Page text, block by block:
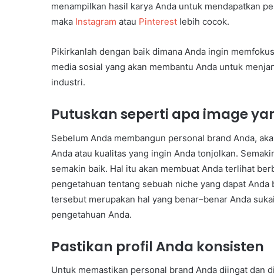
menampilkan hasil karya Anda untuk mendapatkan
maka Instagram atau Pinterest lebih cocok.
Pikirkanlah dengan baik dimana Anda ingin
media sosial yang akan membantu Anda untuk
industri.
Putuskan seperti apa image
Sebelum Anda membangun personal brand Anda,
Anda atau kualitas yang ingin Anda tonjolkan.
semakin baik. Hal itu akan membuat Anda terlihat
pengetahuan tentang sebuah niche yang dapat
tersebut merupakan hal yang benar–benar Anda
pengetahuan Anda.
Pastikan profil Anda konsisten
Untuk memastikan personal brand Anda diingat dan